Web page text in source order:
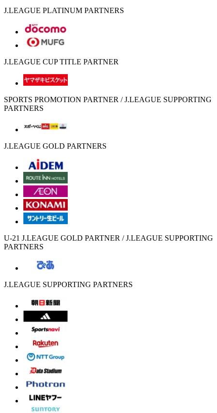
J.LEAGUE PLATINUM PARTNERS
J.LEAGUE CUP TITLE PARTNER
SPORTS PROMOTION PARTNER / J.LEAGUE SUPPORTING
PARTNERS
J.LEAGUE GOLD PARTNERS
U-21 J.LEAGUE GOLD PARTNER / J.LEAGUE SUPPORTING
PARTNERS
J.LEAGUE SUPPORTING PARTNERS